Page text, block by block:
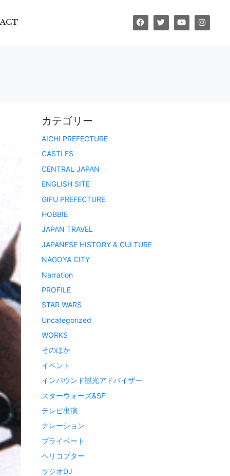
カテゴリー
AICHI PREFECTURE
CASTLES
CENTRAL JAPAN
ENGLISH SITE
GIFU PREFECTURE
HOBBIE
JAPAN TRAVEL
JAPANESE HISTORY & CULTURE
NAGOYA CITY
Narration
PROFILE
STAR WARS
Uncategorized
WORKS
そのほか
イベント
インバウンド観光アドバイザー
スターウォーズ&SF
テレビ出演
ナレーション
プライベート
ヘリコプター
ラジオDJ